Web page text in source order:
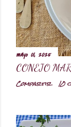
mayo 01, 2025
CONEJO
Compartir
10